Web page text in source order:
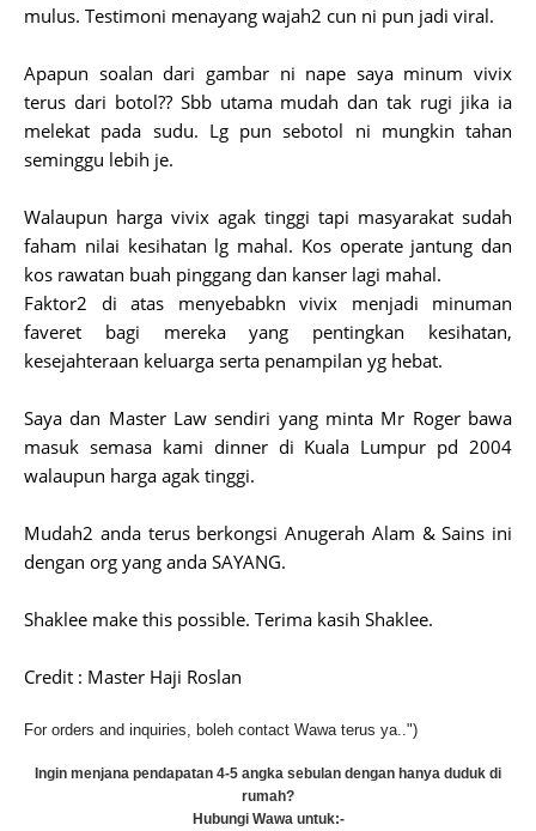
mulus. Testimoni menayang wajah2 cun ni pun jadi viral.
Apapun soalan dari gambar ni nape saya minum vivix
terus dari botol?? Sbb utama mudah dan tak rugi jika ia
melekat pada sudu. Lg pun sebotol ni mungkin tahan
seminggu lebih je.
Walaupun harga vivix agak tinggi tapi masyarakat sudah
faham nilai kesihatan lg mahal. Kos operate jantung dan
kos rawatan buah pinggang dan kanser lagi mahal.
Faktor2 di atas menyebabkn vivix menjadi minuman
faveret bagi mereka yang pentingkan kesihatan,
kesejahteraan keluarga serta penampilan yg hebat.
Saya dan Master Law sendiri yang minta Mr Roger bawa
masuk semasa kami dinner di Kuala Lumpur pd 2004
walaupun harga agak tinggi.
Mudah2 anda terus berkongsi Anugerah Alam & Sains ini
dengan org yang anda SAYANG.
Shaklee make this possible. Terima kasih Shaklee.
Credit : Master Haji Roslan
For orders and inquiries, boleh contact Wawa terus ya..")
Ingin menjana pendapatan 4-5 angka sebulan dengan hanya duduk di
rumah?
Hubungi Wawa untuk:-